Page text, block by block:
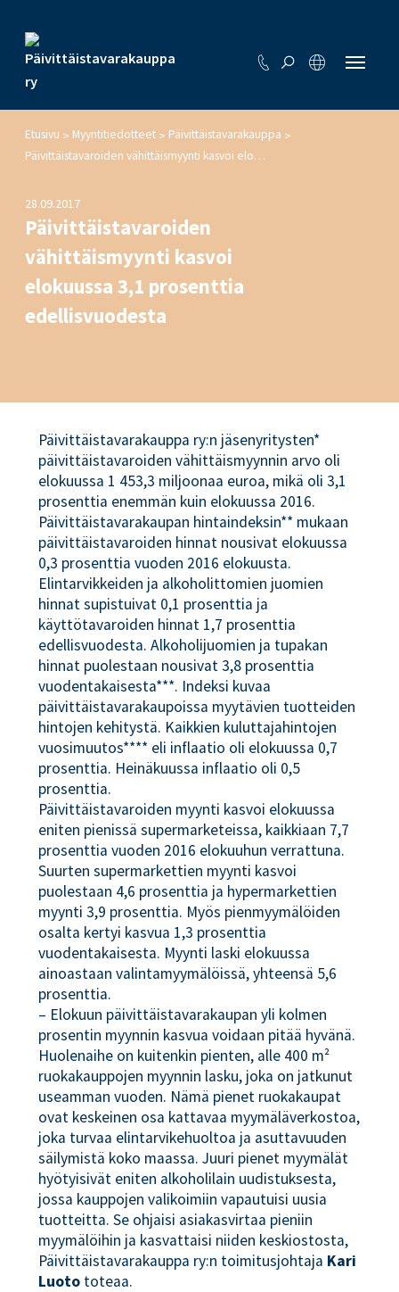
Etusivu > Myyntitiedotteet > Päivittäistavarakauppa >
Päivittäistavaroiden vähittäismyynti kasvoi elokuussa 3,1 prosenttia edellisvuodesta
28.09.2017
Päivittäistavaroiden
vähittäismyynti kasvoi
elokuussa 3,1 prosenttia
edellisvuodesta
Päivittäistavarakauppa ry:n jäsenyritysten*
päivittäistavaroiden vähittäismyynnin arvo oli
elokuussa 1 453,3 miljoonaa euroa, mikä oli 3,1
prosenttia enemmän kuin elokuussa 2016.
Päivittäistavarakaupan hintaindeksin** mukaan
päivittäistavaroiden hinnat nousivat elokuussa
0,3 prosenttia vuoden 2016 elokuusta.
Elintarvikkeiden ja alkoholittomien juomien
hinnat supistuivat 0,1 prosenttia ja
käyttötavaroiden hinnat 1,7 prosenttia
edellisvuodesta. Alkoholijuomien ja tupakan
hinnat puolestaan nousivat 3,8 prosenttia
vuodentakaisesta***. Indeksi kuvaa
päivittäistavarakaupoissa myytävien tuotteiden
hintojen kehitystä. Kaikkien kuluttajahintojen
vuosimuutos**** eli inflaatio oli elokuussa 0,7
prosenttia. Heinäkuussa inflaatio oli 0,5
prosenttia.
Päivittäistavaroiden myynti kasvoi elokuussa
eniten pienissä supermarketeissa, kaikkiaan 7,7
prosenttia vuoden 2016 elokuuhun verrattuna.
Suurten supermarkettien myynti kasvoi
puolestaan 4,6 prosenttia ja hypermarkettien
myynti 3,9 prosenttia. Myös pienmyymälöiden
osalta kertyi kasvua 1,3 prosenttia
vuodentakaisesta. Myynti laski elokuussa
ainoastaan valintamyymälöissä, yhteensä 5,6
prosenttia.
– Elokuun päivittäistavarakaupan yli kolmen
prosentin myynnin kasvua voidaan pitää hyvänä.
Huolenaihe on kuitenkin pienten, alle 400 m²
ruokakauppojen myynnin lasku, joka on jatkunut
useamman vuoden. Nämä pienet ruokakaupat
ovat keskeinen osa kattavaa myymäläverkostoa,
joka turvaa elintarvikehuoltoa ja asuttavuuden
säilymistä koko maassa. Juuri pienet myymälät
hyötyisivät eniten alkoholilain uudistuksesta,
jossa kauppojen valikoimiin vapautuisi uusia
tuotteitta. Se ohjaisi asiakasvirtaa pieniin
myymälöihin ja kasvattaisi niiden keskiostosta,
Päivittäistavarakauppa ry:n toimitusjohtaja Kari
Luoto toteaa.